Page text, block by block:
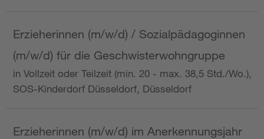
Erzieherinnen (m/w/d) / Sozialpädagoginnen
(m/w/d) für die Geschwisterwohngruppe
in Vollzeit oder Teilzeit (min. 20 - max. 38,5 Std./Wo.),
SOS-Kinderdorf Düsseldorf, Düsseldorf
Erzieherinnen (m/w/d) im Anerkennungsjahr